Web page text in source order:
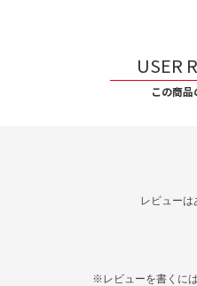
USER
この商
レビューは
※レビューを書くには